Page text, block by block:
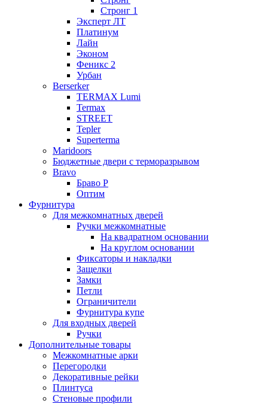
Стронг 1
Эксперт ЛТ
Платинум
Лайн
Эконом
Феникс 2
Урбан
Berserker
TERMAX Lumi
Termax
STREET
Tepler
Superterma
Maridoors
Бюджетные двери с терморазрывом
Bravo
Браво Р
Оптим
Фурнитура
Для межкомнатных дверей
Ручки межкомнатные
На квадратном основании
На круглом основании
Фиксаторы и накладки
Защелки
Замки
Петли
Ограничители
Фурнитура купе
Для входных дверей
Ручки
Дополнительные товары
Межкомнатные арки
Перегородки
Декоративные рейки
Плинтуса
Стеновые профили